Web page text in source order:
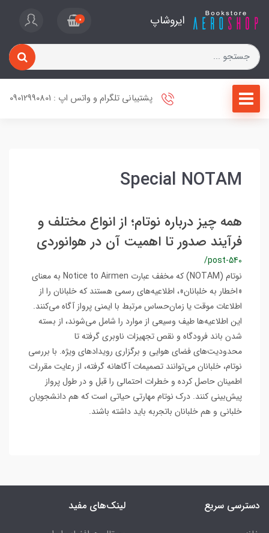
ایروشاپ 0
پشتیبانی تلگرام و واتس اپ : 09012990801
Special NOTAM
همه چیز درباره نوتام؛ از انواع مختلف و
فرآیند صدور تا اهمیت آن در هوانوردی
/post-540
نوتام (NOTAM) که مخفف عبارت Notice to Airmen به معنای
«اخطار به خلبانان»،‌ اطلاعیه‌های رسمی هستند که خلبانان را از
اطلاعات موقت یا زمان‌حساس مرتبط با ایمنی پرواز آگاه می‌کنند.
این اطلاعیه‌ها طیف وسیعی از موارد را شامل می‌شوند، از بسته
شدن باند فرودگاه و نقص تجهیزات ناوبری گرفته تا
محدودیت‌های فضای هوایی و برگزاری رویدادهای ویژه. با بررسی
نوتام‌، خلبانان می‌توانند تصمیمات آگاهانه گرفته، از رعایت مقررات
اطمینان حاصل کرده و خطرات احتمالی را قبل و در طول پرواز
پیش‌بینی کنند. درک نوتام‌ مهارتی حیاتی است که هم دانشجویان
خلبانی و هم خلبانان باتجربه باید داشته باشند.
دسترسی سریع لینک‌های مفید